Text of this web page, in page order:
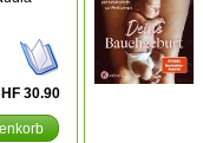
30.90